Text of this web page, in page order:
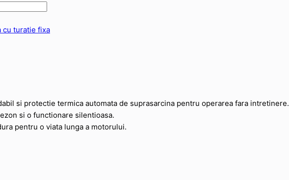
cu turatie fixa
si protectie termica automata de suprasarcina pentru operarea fara intretinere.
si o functionare silentioasa.
pentru o viata lunga a motorului.